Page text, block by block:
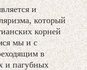
и
который
корней
мы и с
в
и пагубных